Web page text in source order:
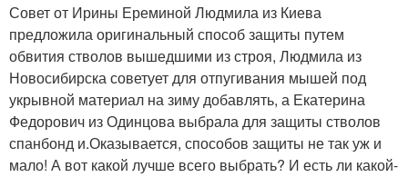
Совет от Ирины Ереминой Людмила из Киева
предложила оригинальный способ защиты путем
обвития стволов вышедшими из строя, Людмила из
Новосибирска советует для отпугивания мышей под
укрывной материал на зиму добавлять, а Екатерина
Федорович из Одинцова выбрала для защиты стволов
спанбонд и.Оказывается, способов защиты не так уж и
мало! А вот какой лучше всего выбрать? И есть ли какой-